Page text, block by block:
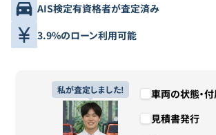
AIS検定有資格者が査定済み
3.9%のローン利用可能
私が査定しました!
車両の状態・
見積書発行